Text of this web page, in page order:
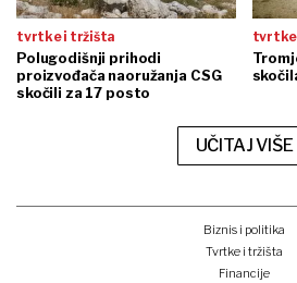
tvrtke i tržišta
Polugodišnji prihodi
proizvođača naoružanja CSG
skočili za 17 posto
tvrtke
UČITAJ VIŠE
Biznis i politika
Tvrtke i tržišta
Financije